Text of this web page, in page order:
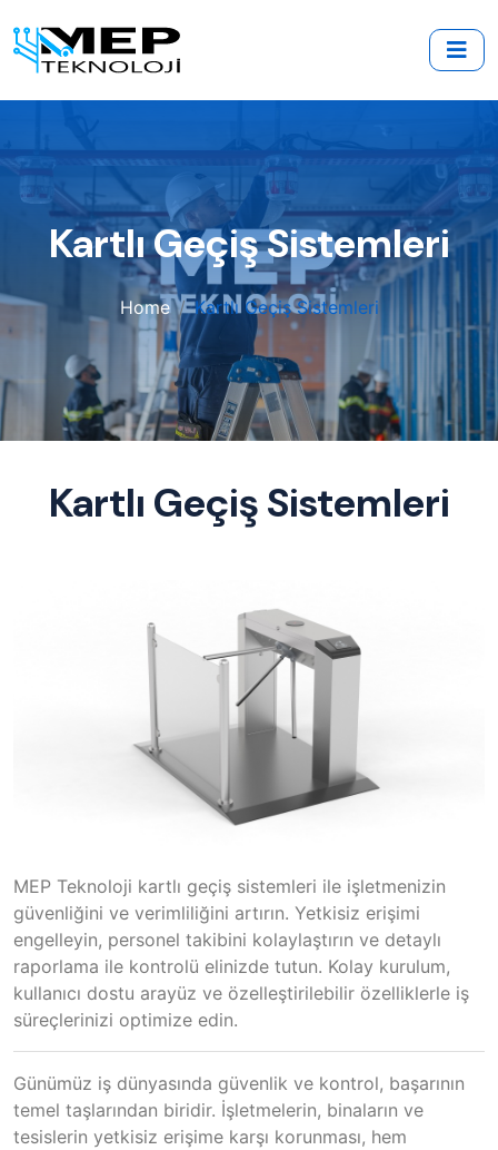
Kartlı Geçiş Sistemleri
Home Kartlı Geçiş Sistemleri
Kartlı Geçiş Sistemleri
MEP Teknoloji kartlı geçiş sistemleri ile işletmenizin
güvenliğini ve verimliliğini artırın. Yetkisiz erişimi
engelleyin, personel takibini kolaylaştırın ve detaylı
raporlama ile kontrolü elinizde tutun. Kolay kurulum,
kullanıcı dostu arayüz ve özelleştirilebilir özelliklerle iş
süreçlerinizi optimize edin.
Günümüz iş dünyasında güvenlik ve kontrol, başarının
temel taşlarından biridir. İşletmelerin, binaların ve
tesislerin yetkisiz erişime karşı korunması, hem